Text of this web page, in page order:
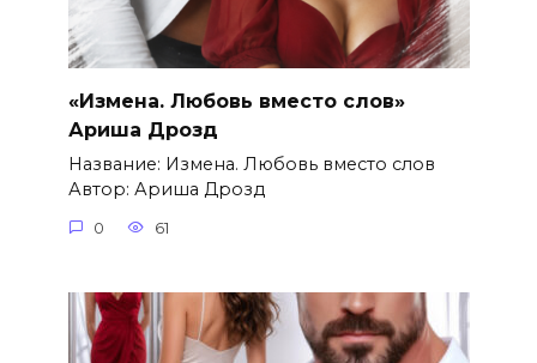
«Измена. Любовь вместо слов»
Ариша Дрозд
Название: Измена. Любовь вместо слов
Автор: Ариша Дрозд
0 61